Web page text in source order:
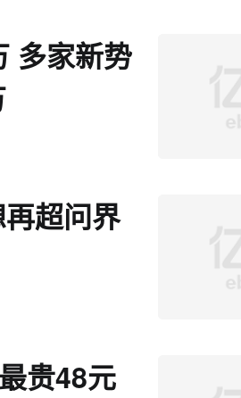
多家新势
超问界
贵48元